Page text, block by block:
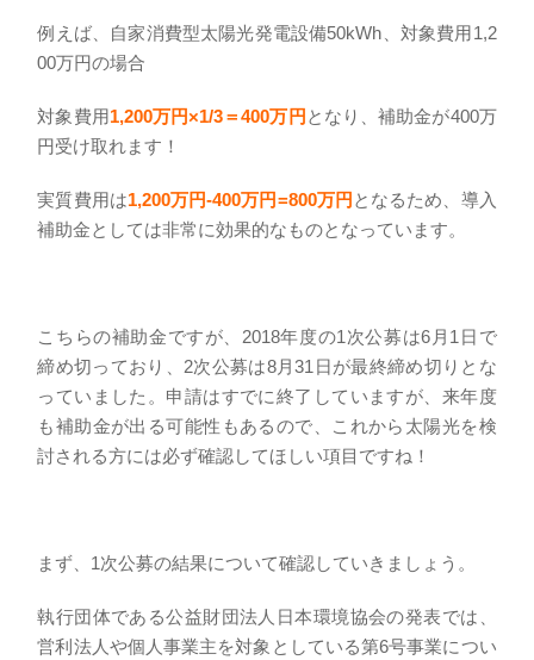
例えば、自家消費型太陽光発電設備50kWh、対象費用1,2
00万円の場合
対象費用1,200万円×1/3＝400万円 となり、補助金が400万
円受け取れます！
実質費用は1,200万円-400万円=800万円 となるため、導入
補助金としては非常に効果的なものとなっています。
こちらの補助金ですが、2018年度の1次公募は6月1日で
締め切っており、2次公募は8月31日が最終締め切りとな
っていました。申請はすでに終了していますが、来年度
も補助金が出る可能性もあるので、これから太陽光を検
討される方には必ず確認してほしい項目ですね！
まず、1次公募の結果について確認していきましょう。
執行団体である公益財団法人日本環境協会の発表では、
営利法人や個人事業主を対象としている第6号事業につい